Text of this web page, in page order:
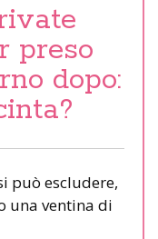
preso
dopo:
può escludere,
una ventina di